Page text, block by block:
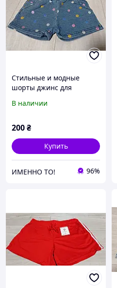
Стильные и модные
шорты джинс для
1-5 лет
В наличии
200₴
Купить
ИМЕННО ТО! 96%